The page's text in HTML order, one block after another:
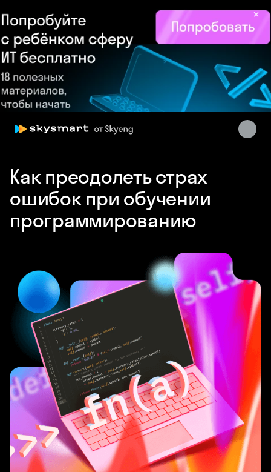
×
Как преодолеть страх
ошибок при обучении
программированию
Skysmart Chat
online